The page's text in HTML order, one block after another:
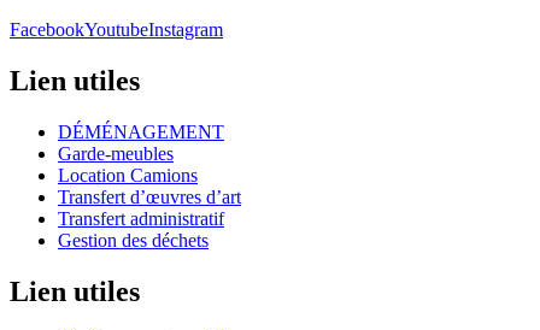
FacebookYoutubeInstagram
Lien utiles
DÉMÉNAGEMENT
Garde-meubles
Location Camions
Transfert d’œuvres d’art
Transfert administratif
Gestion des déchets
Lien utiles